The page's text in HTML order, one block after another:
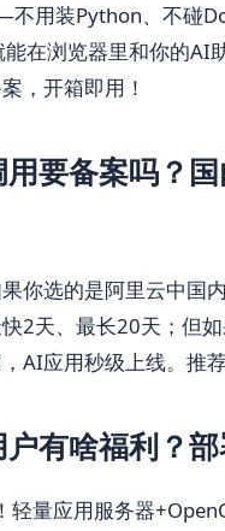
用装Python、不碰
在浏览器里和你的AI
，开箱即用！
要备案吗？
你选的是阿里云中国
2天、最长20天；但
，AI应用秒级上线。推
有啥福利？
轻量应用服务器